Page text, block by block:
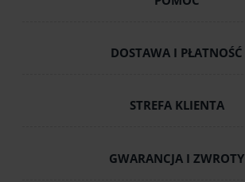
DOSTAWA I PŁATNOŚĆ
STREFA KLIENTA
GWARANCJA I ZWROTY